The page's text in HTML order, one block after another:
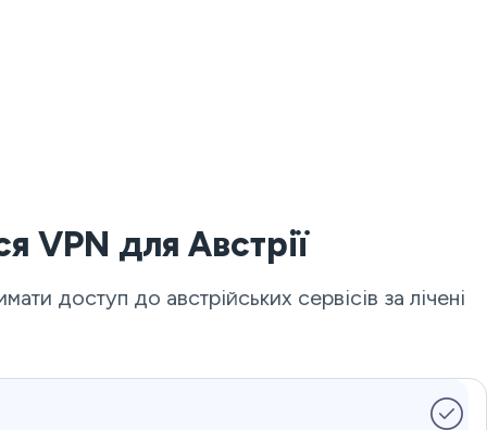
VPN для Австрії
доступ до австрійських сервісів за лічені